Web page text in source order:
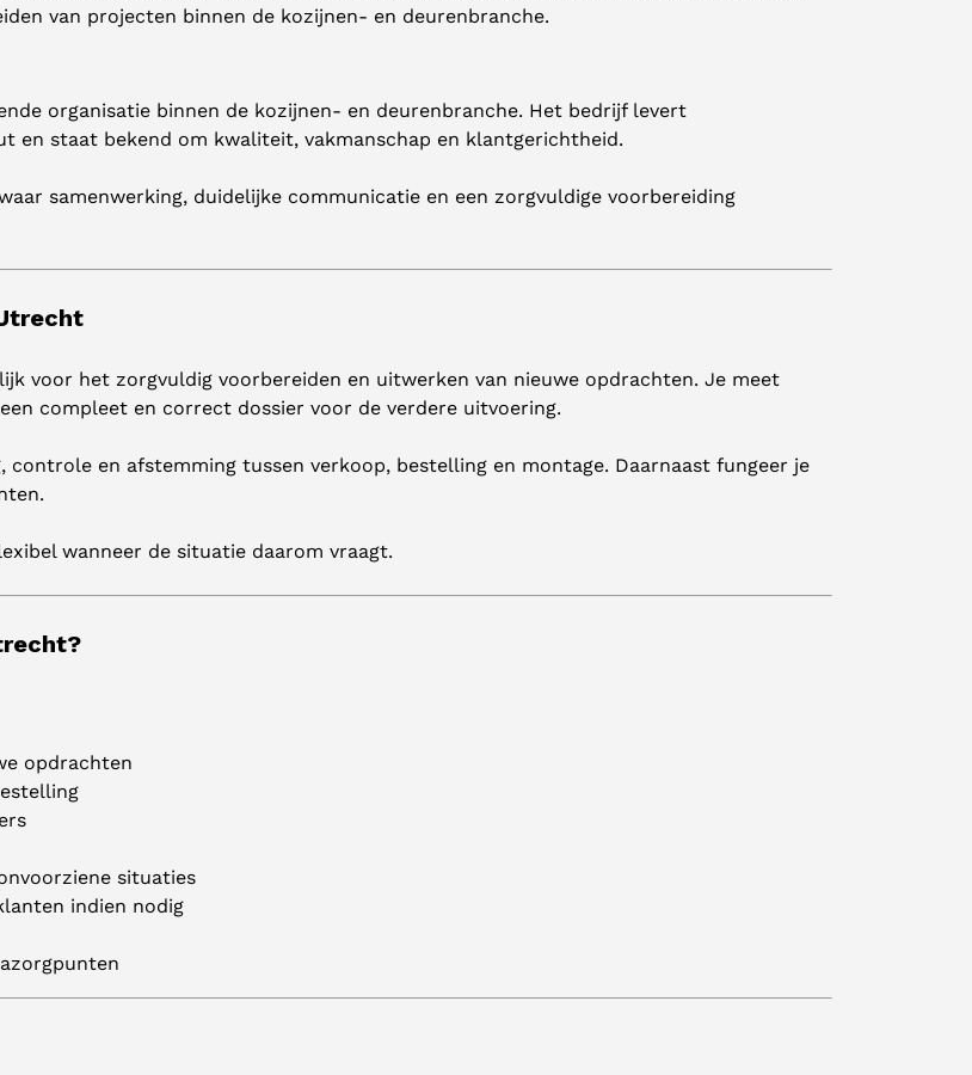
van projecten binnen de kozijnen- en deurenbranche.
organisatie binnen de kozijnen- en deurenbranche. Het bedrijf levert
en staat bekend om kwaliteit, vakmanschap en klantgerichtheid.
samenwerking, duidelijke communicatie en een zorgvuldige voorbereiding
voor het zorgvuldig voorbereiden en uitwerken van nieuwe opdrachten. Je meet
compleet en correct dossier voor de verdere uitvoering.
en afstemming tussen verkoop, bestelling en montage. Daarnaast fungeer je
wanneer de situatie daarom vraagt.
opdrachten
situaties
indien nodig